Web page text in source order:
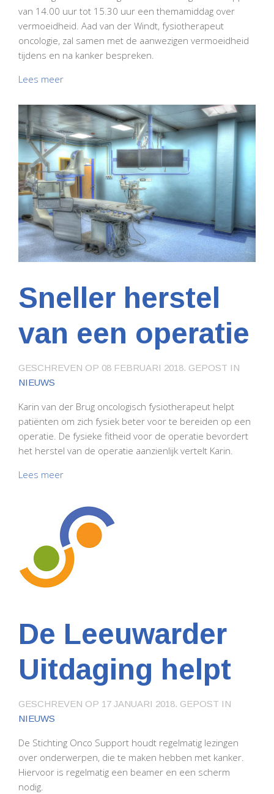
van 14.00 uur tot 15.30 uur een themamiddag over
vermoeidheid. Aad van der Windt, fysiotherapeut
oncologie, zal samen met de aanwezigen vermoeidheid
tijdens en na kanker bespreken.
Lees meer
Sneller herstel
van een operatie
GESCHREVEN OP 08 FEBRUARI 2018. GEPOST IN
NIEUWS
Karin van der Brug oncologisch fysiotherapeut helpt
patiënten om zich fysiek beter voor te bereiden op een
operatie. De fysieke fitheid voor de operatie bevordert
het herstel van de operatie aanzienlijk vertelt Karin.
Lees meer
De Leeuwarder
Uitdaging helpt
GESCHREVEN OP 17 JANUARI 2018. GEPOST IN
NIEUWS
De Stichting Onco Support houdt regelmatig lezingen
over onderwerpen, die te maken hebben met kanker.
Hiervoor is regelmatig een beamer en een scherm
nodig.